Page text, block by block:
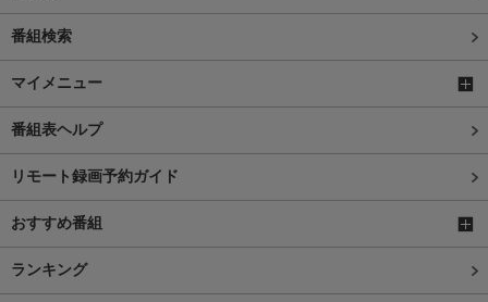
番組検索
マイメニュー
番組表ヘルプ
リモート録画予約ガイド
おすすめ番組
ランキング